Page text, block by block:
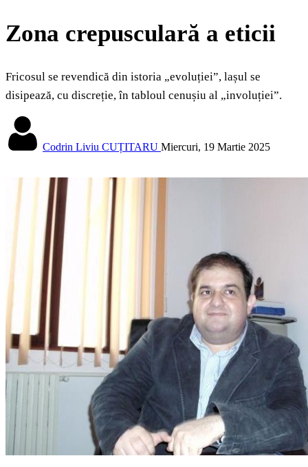
Zona crepusculară a eticii
Fricosul se revendică din istoria „evoluției”, lașul se
disipează, cu discreție, în tabloul cenușiu al „involuției”.
Codrin Liviu CUȚITARU Miercuri, 19 Martie 2025